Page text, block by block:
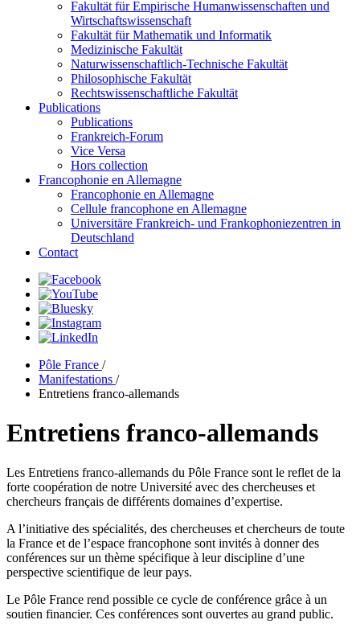
Fakultät für Empirische Humanwissenschaften und
Wirtschaftswissenschaft
Fakultät für Mathematik und Informatik
Medizinische Fakultät
Naturwissenschaftlich-Technische Fakultät
Philosophische Fakultät
Rechtswissenschaftliche Fakultät
Publications
Publications
Frankreich-Forum
Vice Versa
Hors collection
Francophonie en Allemagne
Francophonie en Allemagne
Cellule francophone en Allemagne
Universitäre Frankreich- und Frankophoniezentren in
Deutschland
Contact
Pôle France /
Manifestations /
Entretiens franco-allemands
Entretiens franco-allemands
Les Entretiens franco-allemands du Pôle France sont le reflet de la
forte coopération de notre Université avec des chercheuses et
chercheurs français de différents domaines d’expertise.
A l’initiative des spécialités, des chercheuses et chercheurs de toute
la France et de l’espace francophone sont invités à donner des
conférences sur un thème spécifique à leur discipline d’une
perspective scientifique de leur pays.
Le Pôle France rend possible ce cycle de conférence grâce à un
soutien financier. Ces conférences sont ouvertes au grand public.